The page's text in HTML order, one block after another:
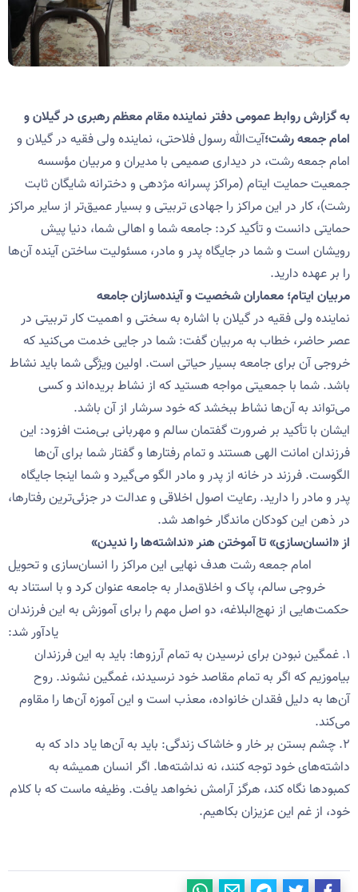
به گزارش روابط عمومی دفتر نماینده مقام معظم رهبری در گیلان و
امام جمعه رشت؛آیت‌الله رسول فلاحتی، نماینده ولی فقیه در گیلان و
امام جمعه رشت، در دیداری صمیمی با مدیران و مربیان مؤسسه
جمعیت حمایت ایتام (مراکز پسرانه مژدهی و دخترانه شایگان ثابت
رشت)، کار در این مراکز را جهادی تربیتی و بسیار عمیق‌تر از سایر مراکز
حمایتی دانست و تأکید کرد: جامعه شما و اهالی شما، دنیا پیش
رویشان است و شما در جایگاه پدر و مادر، مسئولیت ساختن آینده آن‌ها
را بر عهده دارید.
مربیان ایتام؛ معماران شخصیت و آینده‌سازان جامعه
نماینده ولی فقیه در گیلان با اشاره به سختی و اهمیت کار تربیتی در
عصر حاضر، خطاب به مربیان گفت: شما در جایی خدمت می‌کنید که
خروجی آن برای جامعه بسیار حیاتی است. اولین ویژگی شما باید نشاط
باشد. شما با جمعیتی مواجه هستید که از نشاط بریده‌اند و کسی
می‌تواند به آن‌ها نشاط ببخشد که خود سرشار از آن باشد.
ایشان با تأکید بر ضرورت گفتمان سالم و مهربانی بی‌منت افزود: این
فرزندان امانت الهی هستند و تمام رفتارها و گفتار شما برای آن‌ها
الگوست. فرزند در خانه از پدر و مادر الگو می‌گیرد و شما اینجا جایگاه
پدر و مادر را دارید. رعایت اصول اخلاقی و عدالت در جزئی‌ترین رفتارها،
در ذهن این کودکان ماندگار خواهد شد.
از «انسان‌سازی» تا آموختن هنر «نداشته‌ها را ندیدن»
امام جمعه رشت هدف نهایی این مراکز را انسان‌سازی و تحویل
خروجی سالم، پاک و اخلاق‌مدار به جامعه عنوان کرد و با استناد به
حکمت‌هایی از نهج‌البلاغه، دو اصل مهم را برای آموزش به این فرزندان
یادآور شد:
۱. غمگین نبودن برای نرسیدن به تمام آرزوها: باید به این فرزندان
بیاموزیم که اگر به تمام مقاصد خود نرسیدند، غمگین نشوند. روح
آن‌ها به دلیل فقدان خانواده، معذب است و این آموزه آن‌ها را مقاوم
می‌کند.
۲. چشم بستن بر خار و خاشاک زندگی: باید به آن‌ها یاد داد که به
داشته‌های خود توجه کنند، نه نداشته‌ها. اگر انسان همیشه به
کمبودها نگاه کند، هرگز آرامش نخواهد یافت. وظیفه ماست که با کلام
خود، از غم این عزیزان بکاهیم.